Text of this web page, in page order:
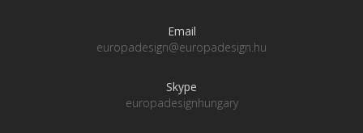
Email
europadesign@europadesign.hu
Skype
europadesignhungary